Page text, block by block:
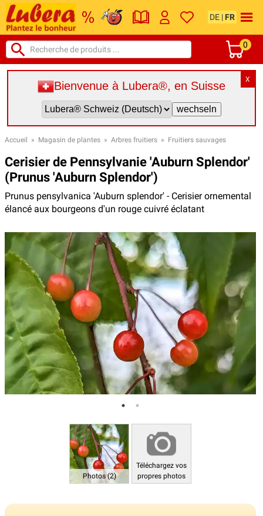
DE | FR
0
X
Bienvenue à Lubera®, en Suisse
Accueil » Magasin de plantes » Arbres fruitiers » Fruitiers sauvages
Cerisier de Pennsylvanie 'Auburn Splendor'
(Prunus 'Auburn Splendor')
Prunus pensylvanica 'Auburn splendor' - Cerisier ornemental
élancé aux bourgeons d'un rouge cuivré éclatant
Photos (2)
Téléchargez vos
propres photos